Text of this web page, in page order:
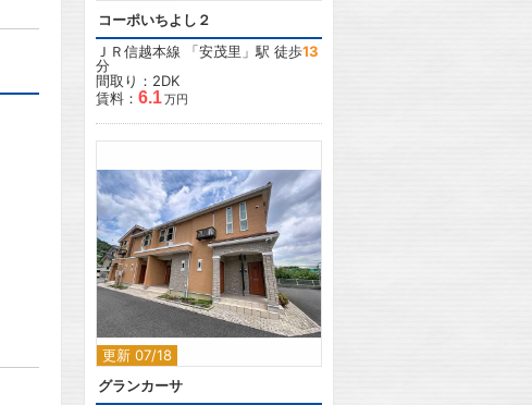
コーポいちよし２
ＪＲ信越本線 「安茂里 」駅 徒歩13
分
間取り：2DK
賃料： 6.1万円
更新 07/18
2
グランカーサ